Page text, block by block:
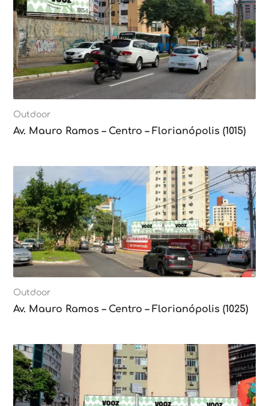
Outdoor
Av. Mauro Ramos – Centro – Florianópolis (1015)
Outdoor
Av. Mauro Ramos – Centro – Florianópolis (1025)